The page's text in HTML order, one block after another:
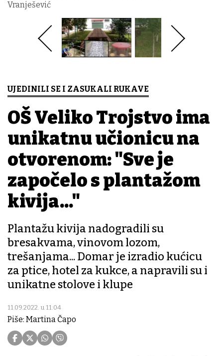
Vranješević
UJEDINILI SE I ZASUKALI RUKAVE
OŠ Veliko Trojstvo ima
unikatnu učionicu na
otvorenom: "Sve je
započelo s plantažom
kivija..."
Plantažu kivija nadogradili su
bresakvama, vinovom lozom,
trešanjama... Domar je izradio kućicu
za ptice, hotel za kukce, a napravili su i
unikatne stolove i klupe
11.09.2022. u 11:04
Piše: Martina Čapo